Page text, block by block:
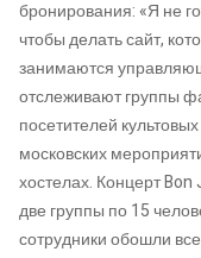
бронирования: «Я не
чтобы делать сайт,
занимаются
отслеживают группы
посетителей
московских
хостелах. Концерт
две группы по 15
сотрудники обошли